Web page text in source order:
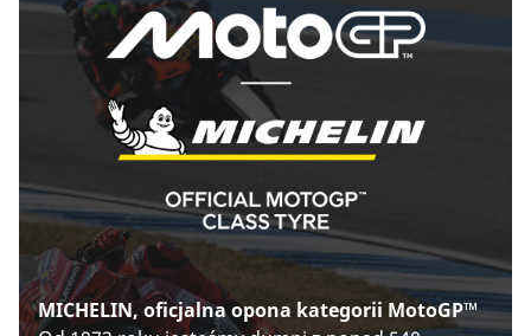
MICHELIN, oficjalna opona kategorii MotoGP™